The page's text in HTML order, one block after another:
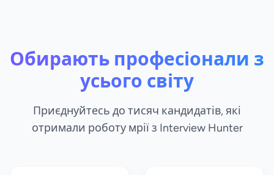
Обирають професіонали з
усього світу
Приєднуйтесь до тисяч кандидатів, які
отримали роботу мрії з Interview Hunter